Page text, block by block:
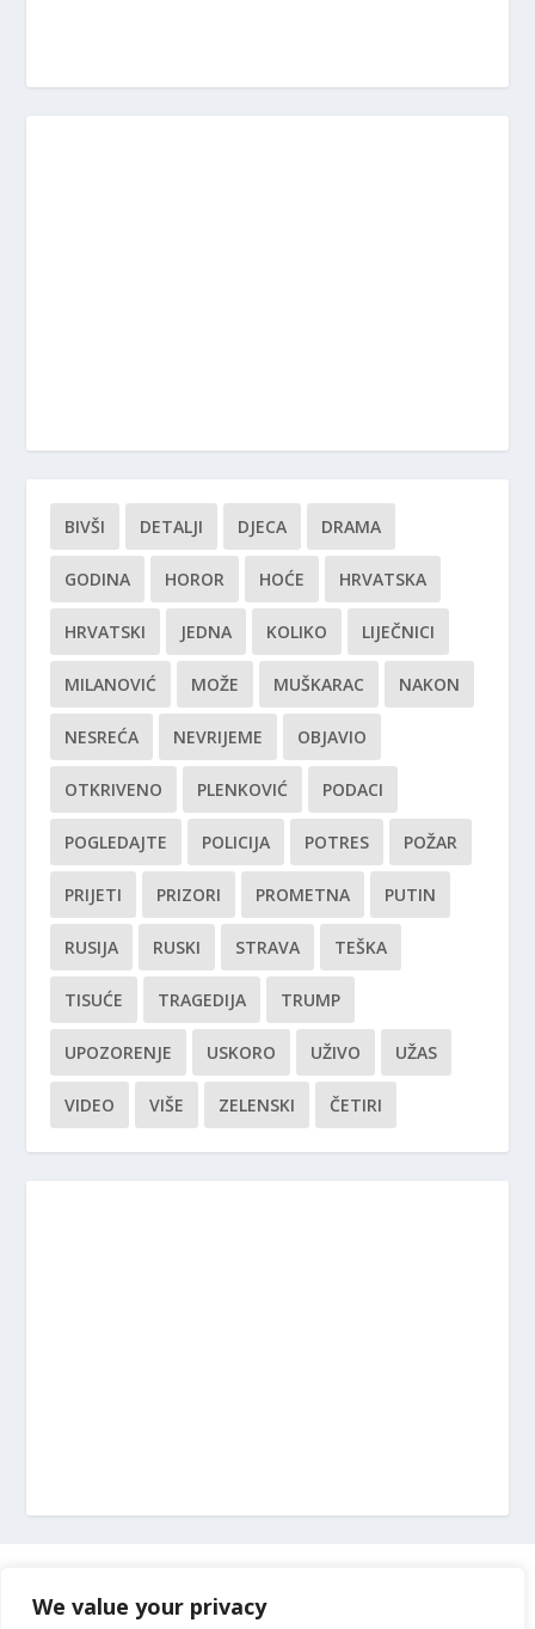
We value your privacy
BIVŠI DETALJI DJECA DRAMA
GODINA HOROR HOĆE HRVATSKA
HRVATSKI JEDNA KOLIKO LIJEČNICI
MILANOVIĆ MOŽE MUŠKARAC NAKON
NESREĆA NEVRIJEME OBJAVIO
OTKRIVENO PLENKOVIĆ PODACI
POGLEDAJTE POLICIJA POTRES POŽAR
PRIJETI PRIZORI PROMETNA PUTIN
RUSIJA RUSKI STRAVA TEŠKA
TISUĆE TRAGEDIJA TRUMP
UPOZORENJE USKORO UŽIVO UŽAS
VIDEO VIŠE ZELENSKI ČETIRI